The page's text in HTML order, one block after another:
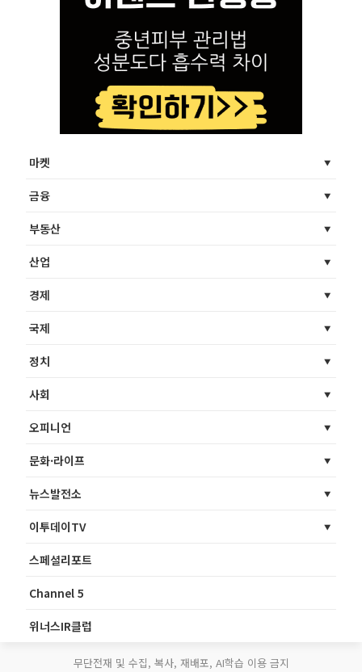
마켓
금융
부동산
산업
경제
국제
정치
사회
오피니언
문화·라이프
뉴스발전소
이투데이TV
스페셜리포트
Channel 5
위너스IR클럽
무단전재 및 수집, 복사, 재배포, AI학습 이용 금지